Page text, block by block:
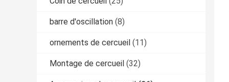
barre d'oscillation (8)
ornements de cercueil (11)
Montage de cercueil (32)